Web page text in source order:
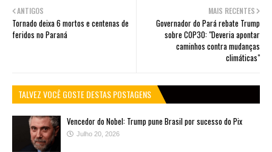
MAIS RECENTES
Governador do Pará rebate Trump
sobre COP30: "Deveria apontar
caminhos contra mudanças
climáticas"
ANTIGOS
Tornado deixa 6 mortos e centenas de
feridos no Paraná
TALVEZ VOCÊ GOSTE DESTAS POSTAGENS
Vencedor do Nobel: Trump pune Brasil por sucesso do Pix
Julho 20, 2026